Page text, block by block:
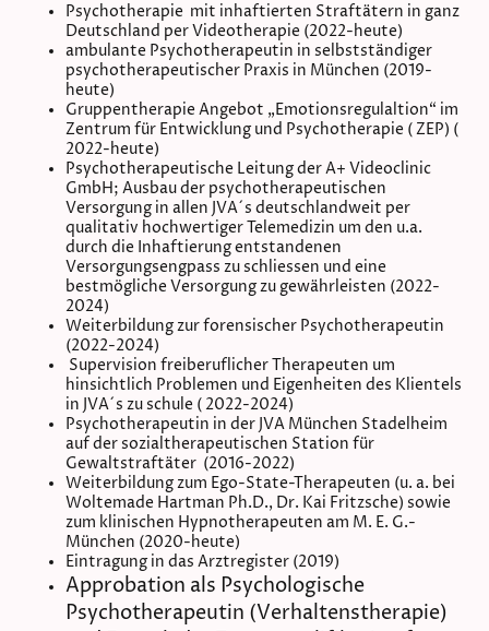
Psychotherapie mit inhaftierten Straftätern in ganz
Deutschland per Videotherapie (2022-heute)
ambulante Psychotherapeutin in selbstständiger
psychotherapeutischer Praxis in München (2019-
heute)
Gruppentherapie Angebot „Emotionsregulaltion“ im
Zentrum für Entwicklung und Psychotherapie ( ZEP) (
2022-heute)
Psychotherapeutische Leitung der A+ Videoclinic
GmbH; Ausbau der psychotherapeutischen
Versorgung in allen JVA´s deutschlandweit per
qualitativ hochwertiger Telemedizin um den u.a.
durch die Inhaftierung entstandenen
Versorgungsengpass zu schliessen und eine
bestmögliche Versorgung zu gewährleisten (2022-
2024)
Weiterbildung zur forensischer Psychotherapeutin
(2022-2024)
Supervision freiberuflicher Therapeuten um
hinsichtlich Problemen und Eigenheiten des Klientels
in JVA´s zu schule ( 2022-2024)
Psychotherapeutin in der JVA München Stadelheim
auf der sozialtherapeutischen Station für
Gewaltstraftäter (2016-2022)
Weiterbildung zum Ego-State-Therapeuten (u. a. bei
Woltemade Hartman Ph.D., Dr. Kai Fritzsche) sowie
zum klinischen Hypnotherapeuten am M. E. G.-
München (2020-heute)
Eintragung in das Arztregister (2019)
Approbation als Psychologische
Psychotherapeutin (Verhaltenstherapie)